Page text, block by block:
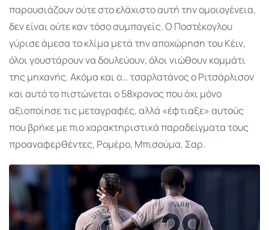
παρουσιάζουν ούτε στο ελάχιστο αυτή την ομοιογένεια,
δεν είναι ούτε καν τόσο συμπαγείς. Ο Ποστέκογλου
γύρισε άμεσα το κλίμα μετά την αποχώρηση του Κέιν,
όλοι γουστάρουν να δουλεύουν, όλοι νιώθουν κομμάτι
της μηχανής. Ακόμα και ο… τσαρλατάνος ο Ριτσάρλισον
και αυτό το πιστώνεται ο 58χρονος που όχι μόνο
αξιοποίησε τις μεταγραφές, αλλά «έφτιαξε» αυτούς
που βρήκε με πιο χαρακτηριστικά παραδείγματα τους
προαναφερθέντες, Ρομέρο, Μπισούμα, Σαρ.